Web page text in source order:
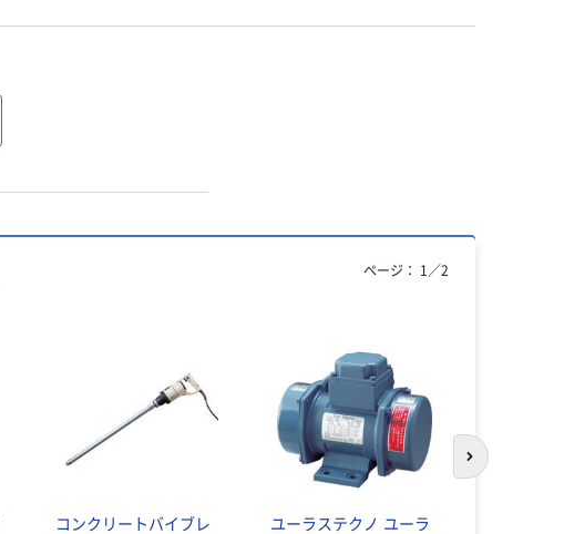
コンクリートバイブレ
ユーラステクノ ユーラ
ページ： 1 ／2
次のスライド